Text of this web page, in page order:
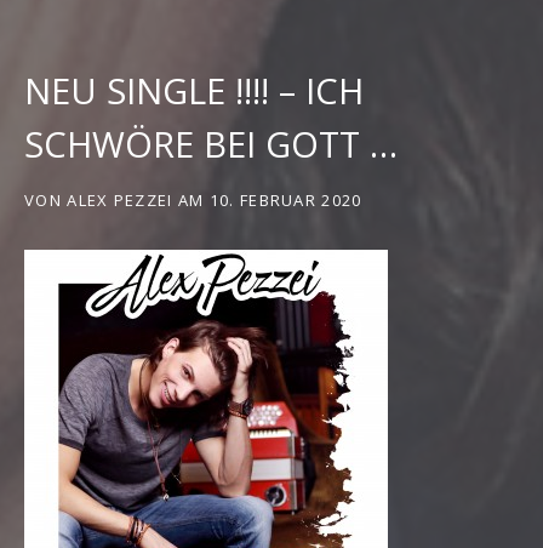
NEU SINGLE !!!! – ICH
SCHWÖRE BEI GOTT …
VONALEX PEZZEI AM 10. FEBRUAR 2020